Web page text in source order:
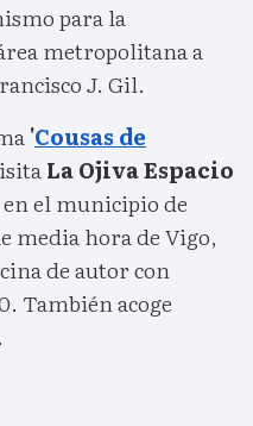
para la
metropolitana a
J. Gil.
'Cousas de
La Ojiva Espacio
en el municipio de
media hora de Vigo,
de autor con
También acoge